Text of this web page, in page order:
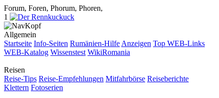
Forum, Foren, Phorum, Phoren,
1
Allgemein
Startseite Info-Seiten Rumänien-Hilfe Anzeigen Top WEB-Links
WEB-Katalog Wissenstest WikiRomania
Reisen
Reise-Tips Reise-Empfehlungen Mitfahrbörse Reiseberichte
Klettern Fotoserien